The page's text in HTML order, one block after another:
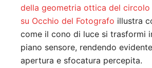
della geometria ottica del
su Occhio del Fotografo illustra
come il cono di luce si trasformi
piano sensore, rendendo
apertura e sfocatura percepita.